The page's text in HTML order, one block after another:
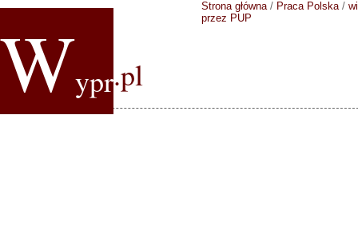
Wypr.pl
Strona główna/ Praca Polska/
przez PUP